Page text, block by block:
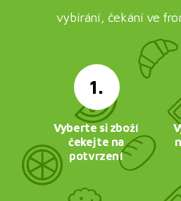
vybírání, čekání ve
1.
Vyberte si zboží
čekejte na
potvrzení